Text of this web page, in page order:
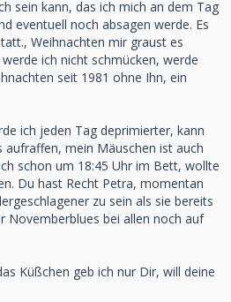
sein kann, das ich mich an dem Tag
eventuell noch absagen werde. Es
Weihnachten mir graust es
ich nicht schmücken, werde
seit 1981 ohne Ihn, ein
ich jeden Tag deprimierter, kann
aufraffen, mein Mäuschen ist auch
schon um 18:45 Uhr im Bett, wollte
Du hast Recht Petra, momentan
zu sein als sie bereits
Novemberblues bei allen noch auf
Küßchen geb ich nur Dir, will deine